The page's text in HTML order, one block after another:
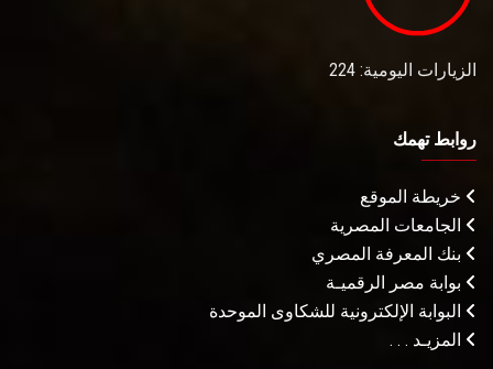
الزيارات اليومية: 224
روابط تهمك
خريطة الموقع
الجامعات المصرية
بنك المعرفة المصري
بوابة مصر الرقميـة
البوابة الإلكترونية للشكاوى الموحدة
المزيـد . . .